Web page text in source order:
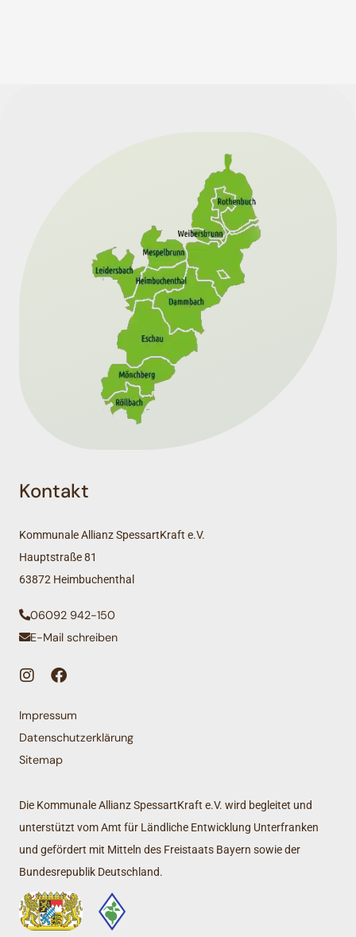
Kontakt
Kommunale Allianz SpessartKraft e.V.
Hauptstraße 81
63872 Heimbuchenthal
06092 942-150
E-Mail schreiben
Impressum
Datenschutzerklärung
Sitemap
Die Kommunale Allianz SpessartKraft e.V. wird begleitet und
unterstützt vom Amt für Ländliche Entwicklung Unterfranken
und gefördert mit Mitteln des Freistaats Bayern sowie der
Bundesrepublik Deutschland.